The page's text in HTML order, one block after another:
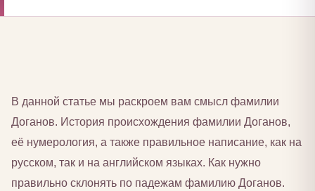
В данной статье мы раскроем вам смысл фамилии
Доганов. История происхождения фамилии Доганов,
её нумерология, а также правильное написание, как на
русском, так и на английском языках. Как нужно
правильно склонять по падежам фамилию Доганов.